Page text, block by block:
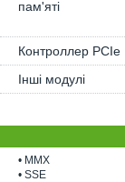
пам'яті
Контроллер PCIe
Інші модулі
• MMX
• SSE